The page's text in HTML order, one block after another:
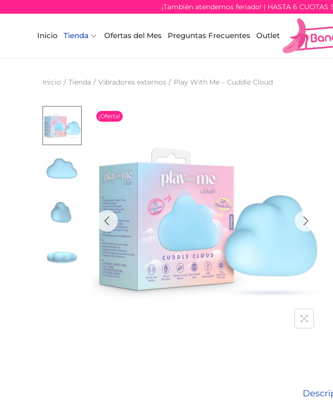
¡También atendemos feriado! | HASTA 6
Inicio Tienda Ofertas del Mes Preguntas Frecuentes Outlet
Inicio / Tienda / Vibradores externos / Play With Me – Cuddle Cloud
¡Oferta!